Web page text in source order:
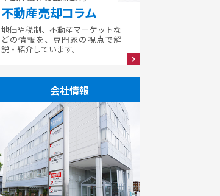
不動産売却コラム
地価や税制、不動産マーケットな
どの情報を、専門家の視点で解
説・紹介しています。
会社情報